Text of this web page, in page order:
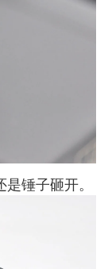
锤子砸开。